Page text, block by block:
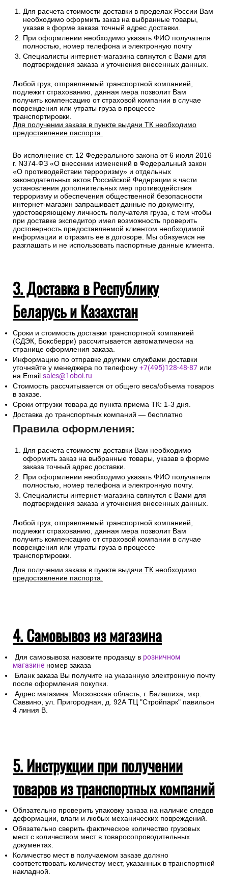
Для расчета стоимости доставки в пределах России Вам
необходимо оформить заказ на выбранные товары,
указав в форме заказа точный адрес доставки.
При оформлении необходимо указать ФИО получателя
полностью, номер телефона и электронную почту
Специалисты интернет-магазина свяжутся с Вами для
подтверждения заказа и уточнения внесенных данных.
Любой груз, отправляемый транспортной компанией,
подлежит страхованию, данная мера позволит Вам
получить компенсацию от страховой компании в случае
повреждения или утраты груза в процессе
транспортировки.
Для получении заказа в пункте выдачи ТК необходимо
предоставление паспорта.
Во исполнение ст. 12 Федерального закона от 6 июля 2016
г. N374-ФЗ «О внесении изменений в Федеральный закон
«О противодействии терроризму» и отдельных
законодательных актов Российской Федерации в части
установления дополнительных мер противодействия
терроризму и обеспечения общественной безопасности
интернет-магазин запрашивает данные по документу,
удостоверяющему личность получателя груза, с тем чтобы
при доставке экспедитор имел возможность проверить
достоверность предоставляемой клиентом необходимой
информации и отразить ее в договоре. Мы обязуемся не
разглашать и не использовать паспортные данные клиента.
3. Доставка в Республику
Беларусь и Казахстан
Сроки и стоимость доставки транспортной компанией
(СДЭК, Боксберри) рассчитывается автоматически на
странице оформления заказа.
Информацию по отправке другими службами доставки
уточняйте у менеджера по телефону +7(495)128-48-87 или
на Email sales@1oboi.ru
Стоимость рассчитывается от общего веса/объема товаров
в заказе.
Сроки отгрузки товара до пункта приема ТК: 1-3 дня.
Доставка до транспортных компаний — бесплатно
Правила оформления:
Для расчета стоимости доставки Вам необходимо
оформить заказ на выбранные товары, указав в форме
заказа точный адрес доставки.
При оформлении необходимо указать ФИО получателя
полностью, номер телефона и электронную почту.
Специалисты интернет-магазина свяжутся с Вами для
подтверждения заказа и уточнения внесенных данных.
Любой груз, отправляемый транспортной компанией,
подлежит страхованию, данная мера позволит Вам
получить компенсацию от страховой компании в случае
повреждения или утраты груза в процессе
транспортировки.
Для получении заказа в пункте выдачи ТК необходимо
предоставление паспорта.
4. Самовывоз из магазина
Для самовывоза назовите продавцу в розничном
магазине номер заказа
Бланк заказа Вы получите на указанную электронную почту
после оформления покупки.
Адрес магазина: Московская область, г. Балашиха, мкр.
Саввино, ул. Пригородная, д. 92А ТЦ "Стройпарк" павильон
4 линия В.
5. Инструкции при получении
товаров из транспортных компаний
Обязательно проверить упаковку заказа на наличие следов
деформации, влаги и любых механических повреждений.
Обязательно сверить фактическое количество грузовых
мест с количеством мест в товаросопроводительных
документах.
Количество мест в получаемом заказе должно
соответствовать количеству мест, указанных в транспортной
накладной.